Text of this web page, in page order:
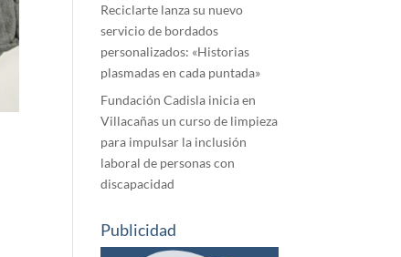
Reciclarte lanza su nuevo
servicio de bordados
personalizados: «Historias
plasmadas en cada puntada»
Fundación Cadisla inicia en
Villacañas un curso de limpieza
para impulsar la inclusión
laboral de personas con
discapacidad
Publicidad